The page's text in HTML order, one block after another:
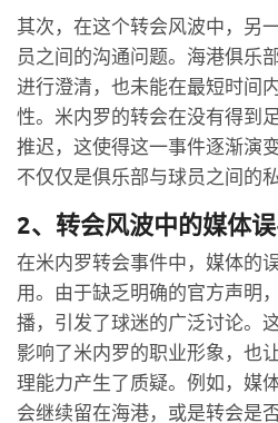
其次，在这个转会风波中，另
员之间的沟通问题。海港俱乐
进行澄清，也未能在最短时间
性。米内罗的转会在没有得到
推迟，这使得这一事件逐渐演
不仅仅是俱乐部与球员之间的私
2、转会风波中的媒体
在米内罗转会事件中，媒体的
用。由于缺乏明确的官方声明
播，引发了球迷的广泛讨论。
影响了米内罗的职业形象，也
理能力产生了质疑。例如，媒
会继续留在海港，或是转会是